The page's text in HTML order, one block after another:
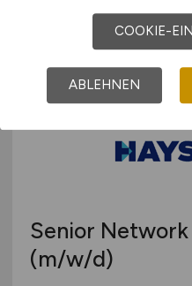
Senior
(m/w/d)
COOKIE-
ABLEHNEN